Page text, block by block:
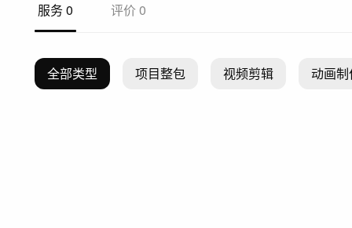
服务0 评价 0
全部类型 项目整包 视频剪辑 动画制